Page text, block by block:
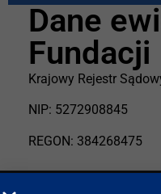
Dane
Fundacji
Krajowy Rejestr
NIP: 5272908845
REGON: 384268475